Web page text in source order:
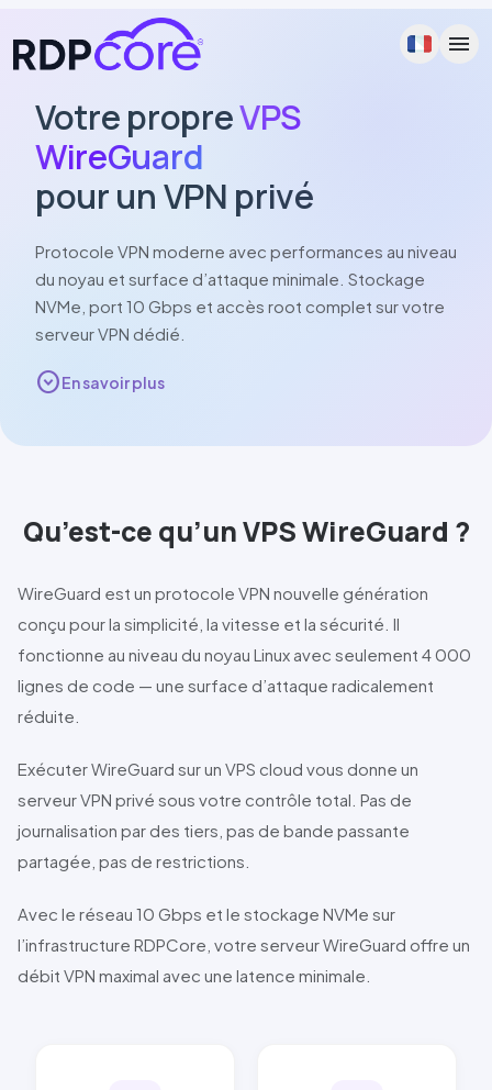
menu
Votre propreVPS
WireGuard
pour un VPN privé
Protocole VPN moderne avec performances au niveau
du noyau et surface d’attaque minimale. Stockage
NVMe , port 10 Gbps et accès root complet sur votre
serveur VPN dédié.
expand_circle_downEn savoir plus
Qu’est-ce qu’un VPSWireGuard ?
WireGuard est un protocole VPN nouvelle génération
conçu pour la simplicité, la vitesse et la sécurité. Il
fonctionne au niveau du noyau Linux avec seulement 4 000
lignes de code — une surface d’attaque radicalement
réduite.
ExécuterWireGuard sur un VPS cloud vous donne un
serveur VPN privé sous votre contrôle total. Pas de
journalisation par des tiers, pas de bande passante
partagée, pas de restrictions.
Avec le réseau 10 Gbps et le stockage NVMe sur
l’infrastructure RDPCore , votre serveurWireGuard offre un
débit VPN maximal avec une latence minimale.